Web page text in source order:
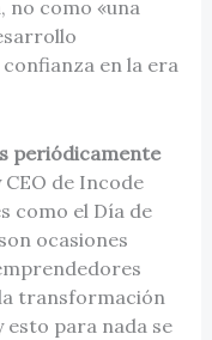
no como «una
en la era
periódicamente
de Incode
como el Día de
ocasiones
transformación
esto para nada se